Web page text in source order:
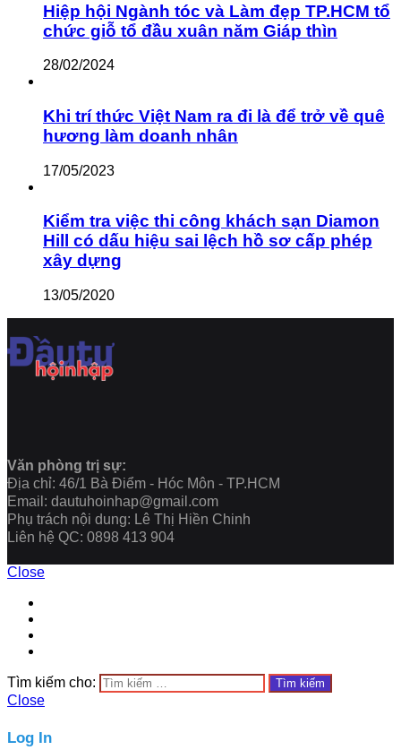
Hiệp hội Ngành tóc và Làm đẹp TP.HCM tổ
chức giỗ tổ đầu xuân năm Giáp thìn
28/02/2024
Khi trí thức Việt Nam ra đi là để trở về quê
hương làm doanh nhân
17/05/2023
Kiểm tra việc thi công khách sạn Diamon
Hill có dấu hiệu sai lệch hồ sơ cấp phép
xây dựng
13/05/2020
Văn phòng trị sự:
Địa chỉ: 46/1 Bà Điểm - Hóc Môn - TP.HCM
Email: dautuhoinhap@gmail.com
Phụ trách nội dung: Lê Thị Hiền Chinh
Liên hệ QC: 0898 413 904
Close
Tìm kiếm cho:
Close
Log In